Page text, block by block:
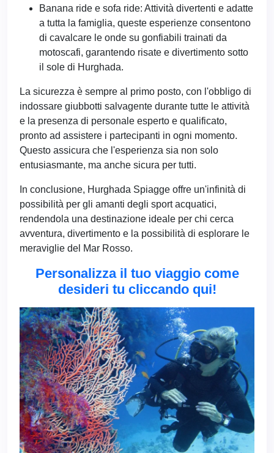
Banana ride e sofa ride: Attività divertenti e adatte
a tutta la famiglia, queste esperienze consentono
di cavalcare le onde su gonfiabili trainati da
motoscafi, garantendo risate e divertimento sotto
il sole di Hurghada.
La sicurezza è sempre al primo posto, con l'obbligo di
indossare giubbotti salvagente durante tutte le attività
e la presenza di personale esperto e qualificato,
pronto ad assistere i partecipanti in ogni momento.
Questo assicura che l'esperienza sia non solo
entusiasmante, ma anche sicura per tutti.
In conclusione, Hurghada Spiagge offre un'infinità di
possibilità per gli amanti degli sport acquatici,
rendendola una destinazione ideale per chi cerca
avventura, divertimento e la possibilità di esplorare le
meraviglie del Mar Rosso.
Personalizza il tuo viaggio come
desideri tu cliccando qui!